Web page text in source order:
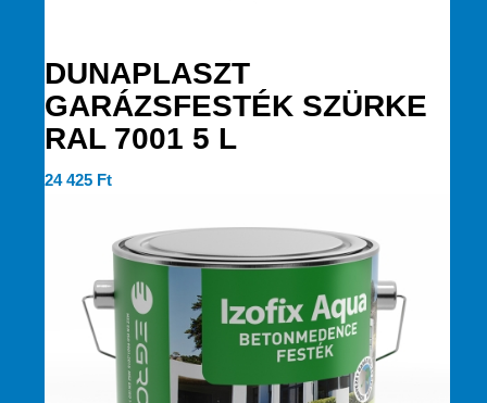
DUNAPLASZT
GARÁZSFESTÉK SZÜRKE
RAL 7001 5 L
24 425 Ft